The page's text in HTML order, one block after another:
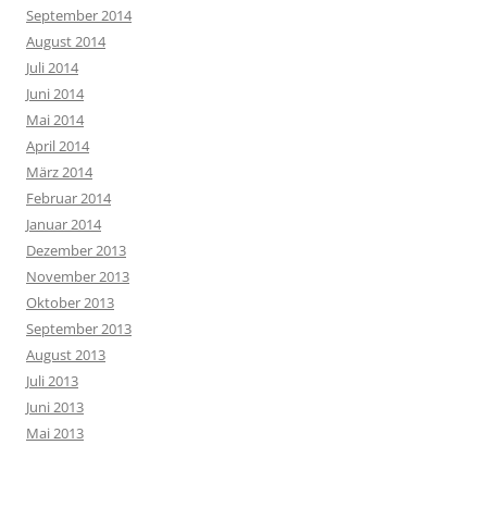
September 2014
August 2014
Juli 2014
Juni 2014
Mai 2014
April 2014
März 2014
Februar 2014
Januar 2014
Dezember 2013
November 2013
Oktober 2013
September 2013
August 2013
Juli 2013
Juni 2013
Mai 2013